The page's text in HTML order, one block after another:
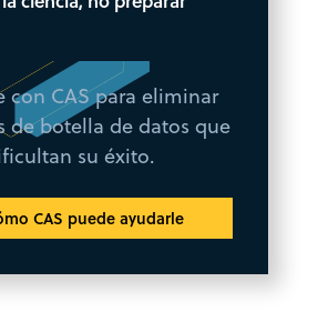
con CAS para eliminar
de botella de datos que
su éxito.
CAS puede ayudarle